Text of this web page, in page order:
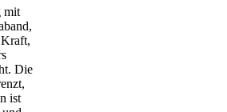
mit
Kraft,
Die
ist